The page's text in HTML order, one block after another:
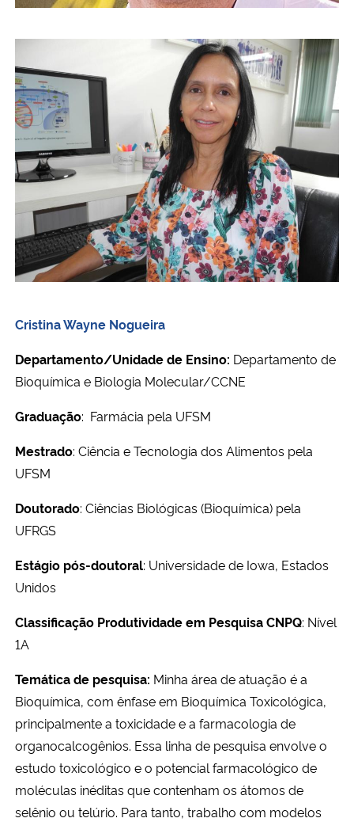
Cristina Wayne Nogueira
Departamento/Unidade de Ensino: Departamento de
Bioquímica e Biologia Molecular/CCNE
Graduação: Farmácia pela UFSM
Mestrado: Ciência e Tecnologia dos Alimentos pela
UFSM
Doutorado: Ciências Biológicas (Bioquímica) pela
UFRGS
Estágio pós-doutoral: Universidade de Iowa, Estados
Unidos
Classificação Produtividade em Pesquisa CNPQ: Nível
1A
Temática de pesquisa: Minha área de atuação é a
Bioquímica, com ênfase em Bioquímica Toxicológica,
principalmente a toxicidade e a farmacologia de
organocalcogênios. Essa linha de pesquisa envolve o
estudo toxicológico e o potencial farmacológico de
moléculas inéditas que contenham os átomos de
selênio ou telúrio. Para tanto, trabalho com modelos